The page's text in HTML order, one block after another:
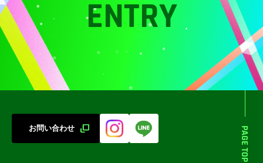
ENTRY
PAGE TOP
お問い合わせ